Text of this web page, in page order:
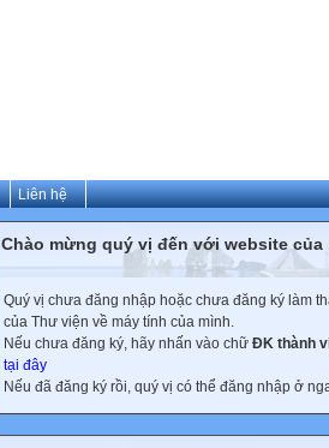
Liên hệ
Chào mừng quý vị đến với website của
Quý vị chưa đăng nhập hoặc chưa đăng ký làm
của Thư viện về máy tính của mình.
Nếu chưa đăng ký, hãy nhấn vào chữ ĐK thành
tại đây
Nếu đã đăng ký rồi, quý vị có thể đăng nhập ở